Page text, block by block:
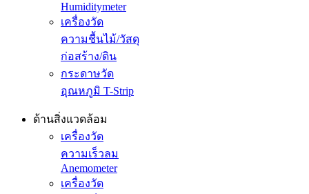
Humiditymeter
เครื่องวัด
ความชื้นไม้/วัสดุ
ก่อสร้าง/ดิน
กระดาษวัด
อุณหภูมิ T-Strip
ด้านสิ่งแวดล้อม
เครื่องวัด
ความเร็วลม
Anemometer
เครื่องวัด